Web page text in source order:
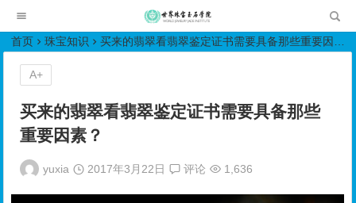
首页 珠宝知识 买来的翡翠看翡翠鉴定证书需要具备那些重要因素？
买来的翡翠看翡翠鉴定证书需要具备那些
重要因素？
yuxia 2017年3月22日 评论 1,636
A+